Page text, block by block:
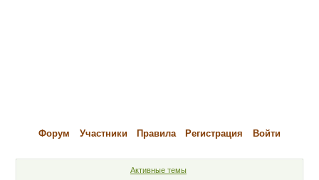
Форум Участники Правила Регистрация Войти
Активные темы